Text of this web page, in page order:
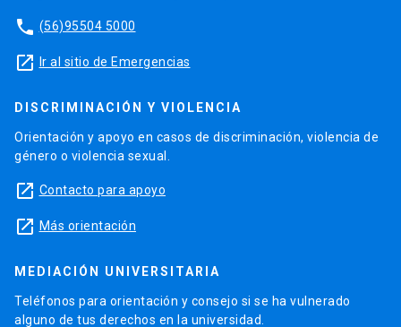
phone (56)95504 5000
launch Ir al sitio de Emergencias
DISCRIMINACIÓN Y VIOLENCIA
Orientación y apoyo en casos de discriminación, violencia de
género o violencia sexual.
launch Contacto para apoyo
launch Más orientación
MEDIACIÓN UNIVERSITARIA
Teléfonos para orientación y consejo si se ha vulnerado
alguno de tus derechos en la universidad.